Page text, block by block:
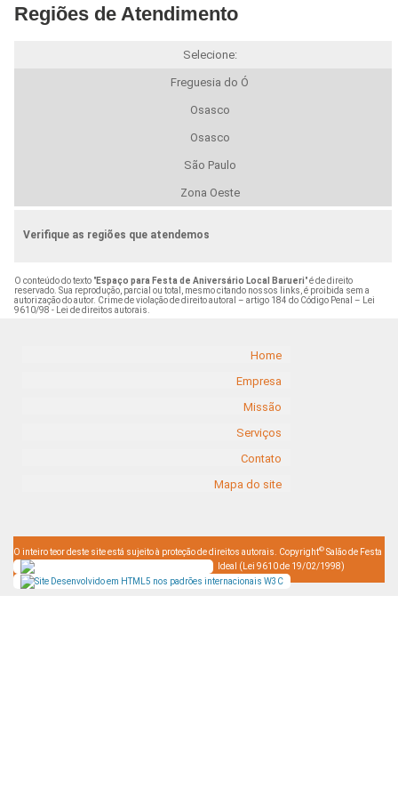
Regiões de Atendimento
Selecione:
Freguesia do Ó
Osasco
Osasco
São Paulo
Zona Oeste
Verifique as regiões que atendemos
O conteúdo do texto "Espaço para Festa de Aniversário Local Barueri" é de direito
reservado. Sua reprodução, parcial ou total, mesmo citando nossos links, é proibida sem a
autorização do autor. Crime de violação de direito autoral – artigo 184 do Código Penal –
Lei
9610/98 - Lei de direitos autorais
Home
Empresa
Missão
Serviços
Contato
Mapa do site
O inteiro teor deste site está sujeito à proteção de direitos autorais. Copyright© Salão de Festa
Ideal (Lei 9610 de 19/02/1998)